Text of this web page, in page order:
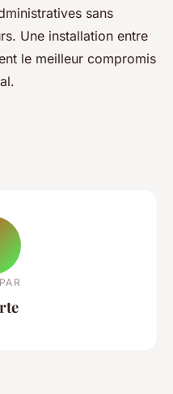
sans
Une installation entre
le meilleur compromis